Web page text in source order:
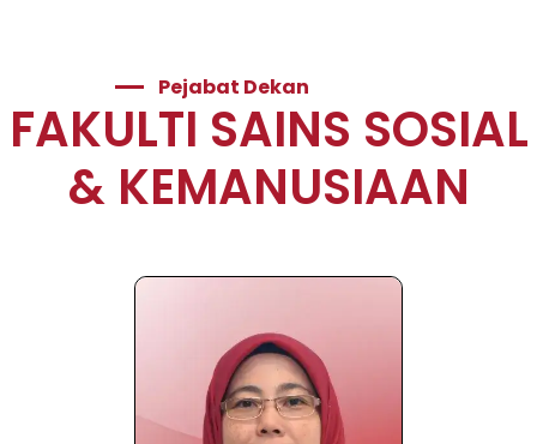
Pejabat Dekan
FAKULTI SAINS SOSIAL
& KEMANUSIAAN